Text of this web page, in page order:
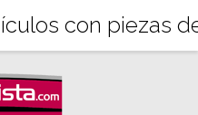
con piezas